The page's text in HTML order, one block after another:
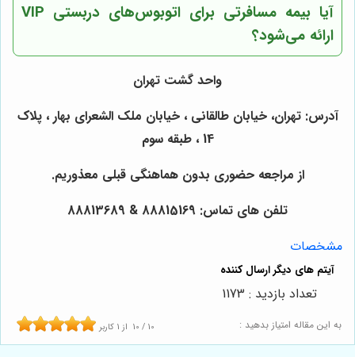
آیا بیمه مسافرتی برای اتوبوس‌های دربستی VIP
ارائه می‌شود؟
واحد گشت تهران
آدرس: تهران، خیابان طالقانی ، خیابان ملک الشعرای بهار ، پلاک
14 ، طبقه سوم
از مراجعه حضوری بدون هماهنگی قبلی معذوریم.
تلفن های تماس: 88815169 & 88813689
مشخصات
به این مقاله امتیاز بدهید : 10 / 10 از 1 کاربر
تعداد بازدید : 1173